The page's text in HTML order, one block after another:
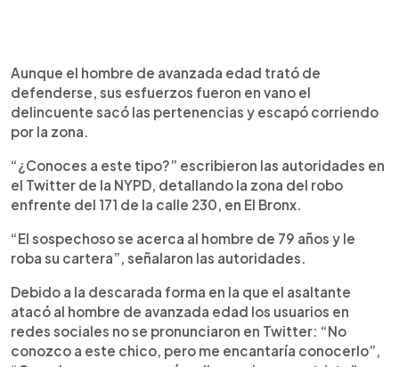
Aunque el hombre de avanzada edad trató de
defenderse, sus esfuerzos fueron en vano el
delincuente sacó las pertenencias y escapó corriendo
por la zona.
“¿Conoces a este tipo?” escribieron las autoridades en
el Twitter de la NYPD, detallando la zona del robo
enfrente del 171 de la calle 230, en El Bronx.
“El sospechoso se acerca al hombre de 79 años y le
roba su cartera”, señalaron las autoridades.
Debido a la descarada forma en la que el asaltante
atacó al hombre de avanzada edad los usuarios en
redes sociales no se pronunciaron en Twitter: “No
conozco a este chico, pero me encantaría conocerlo”,